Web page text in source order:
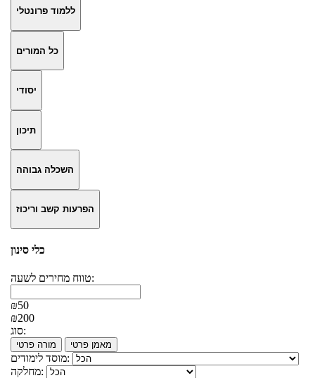
ללמוד פרונטלי
כל המורים
יסודי
תיכון
השכלה גבוהה
הפרעות קשב וריכוז
כלי סינון
טווח מחירים לשעה:
₪50
₪200
סוג:
מורה פרטי מאמן פרטי
מוסד לימודים:
מחלקה: